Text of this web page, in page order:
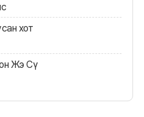
хот
Жэ Сү